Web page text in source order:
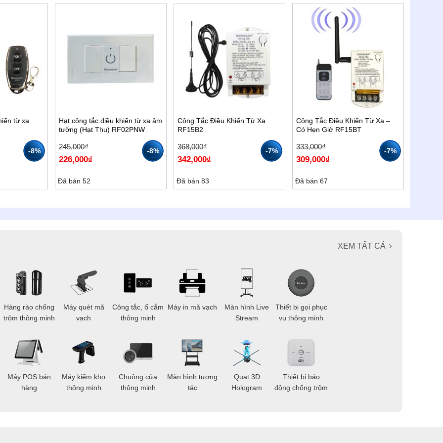
sản phẩm thông minh, mang lại nhiều
hơn. Công tắc điều khiển từ xa
ích vượt trội so với các loại công tắc
-8%
từ xa
-8%
Hạt công tắc điều khiển từ xa âm
tường (Hạt Thu) RF02PNW
245,000₫
Giá
là:
226,000₫
Giá
hiện
tại
Đã bán 52
-7%
Công Tắc Điều Khiển Từ Xa
RF15B2
368,000₫
Giá
là:
342,000₫
Giá
hiện
tại
Đã bán 83
-7%
Công Tắc Điều Khiển Từ Xa –
Có Hẹn Giờ RF15BT
333,000₫
Giá
là:
309,000₫
Giá
hiện
tại
Đã bán 67
XEM TẤT CẢ
Hàng rào chống
trộm thông minh
Máy POS bán
hàng
Máy quét mã
vạch
Máy kiểm kho
thông minh
Công tắc, ổ cắm
thông minh
Chuông cửa
thông minh
Máy in mã vạch
Màn hình tương
tác
Màn hình Live
Stream
Quạt 3D
Hologram
Thiết bị gọi phục
vụ thông minh
Thiết bị báo
động chống trộm